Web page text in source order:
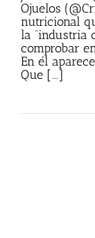
Ojuelos
nutricional
la “industria
comprobar
En él
Que [...]